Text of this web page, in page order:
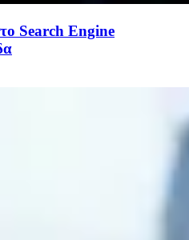
Search Engine